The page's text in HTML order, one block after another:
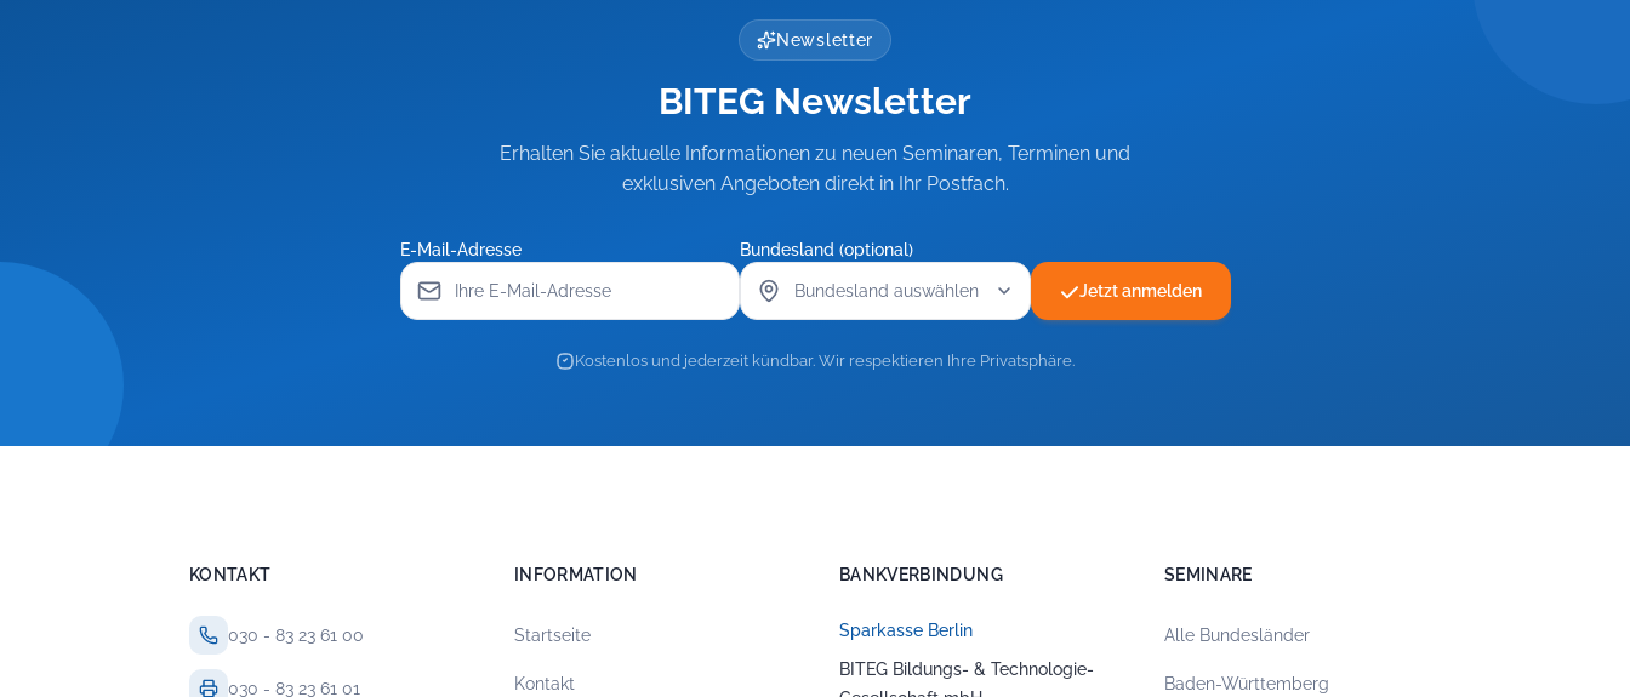
Newsletter
BITEG Newsletter
Erhalten Sie aktuelle Informationen zu neuen Seminaren, Terminen und
exklusiven Angeboten direkt in Ihr Postfach.
E-Mail-Adresse Bundesland (optional)
Jetzt anmelden
Kostenlos und jederzeit kündbar. Wir respektieren Ihre Privatsphäre.
KONTAKT
030 - 83 23 61 00
030 - 83 23 61 01
INFORMATION
Startseite
Kontakt
BANKVERBINDUNG
Sparkasse Berlin
BITEG Bildungs- & Technologie-
SEMINARE
Alle Bundesländer
Baden-Württemberg